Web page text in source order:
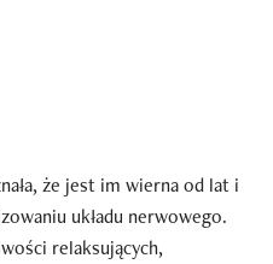
że jest im wierna od lat i
układu nerwowego.
relaksujących,